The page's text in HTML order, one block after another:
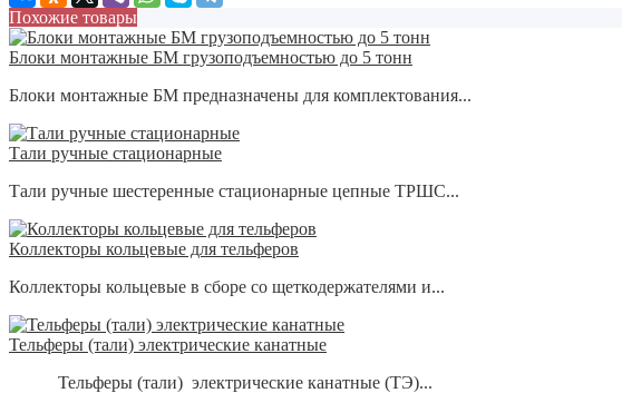
Похожие товары
Блоки монтажные БМ грузоподъемностью до 5 тонн
Блоки монтажные БМ предназначены для комплектования...
Тали ручные стационарные
Тали ручные шестеренные стационарные цепные ТРШС...
Коллекторы кольцевые для тельферов
Коллекторы кольцевые в сборе со щеткодержателями и...
Тельферы (тали) электрические канатные
Тельферы (тали) электрические канатные (ТЭ)...